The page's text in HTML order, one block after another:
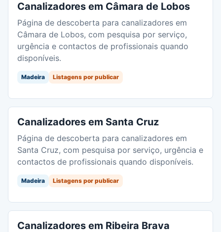
Canalizadores em Câmara de Lobos
Página de descoberta para canalizadores em
Câmara de Lobos, com pesquisa por serviço,
urgência e contactos de profissionais quando
disponíveis.
Madeira Listagens por publicar
Canalizadores em Santa Cruz
Página de descoberta para canalizadores em
Santa Cruz, com pesquisa por serviço, urgência e
contactos de profissionais quando disponíveis.
Madeira Listagens por publicar
Canalizadores em Ribeira Brava